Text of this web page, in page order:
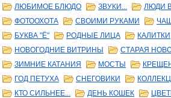
ЛЮБИМОЕ БЛЮДО
ЗВУКИ... ЛЮДИ
ФОТООХОТА
СВОИМИ РУКАМИ
БУКВА "Ё"
РОДНЫЕ ЛИЦА КАЛИТКИ
НОВОГОДНИЕ ВИТРИНЫ
СТАРАЯ
ЗИМНИЕ КАТАНИЯ
МОСТЫ
ГОД ПЕТУХА
СНЕГОВИКИ
КТО СИЛЬНЕЕ...
ДЕНЬ КОШЕК